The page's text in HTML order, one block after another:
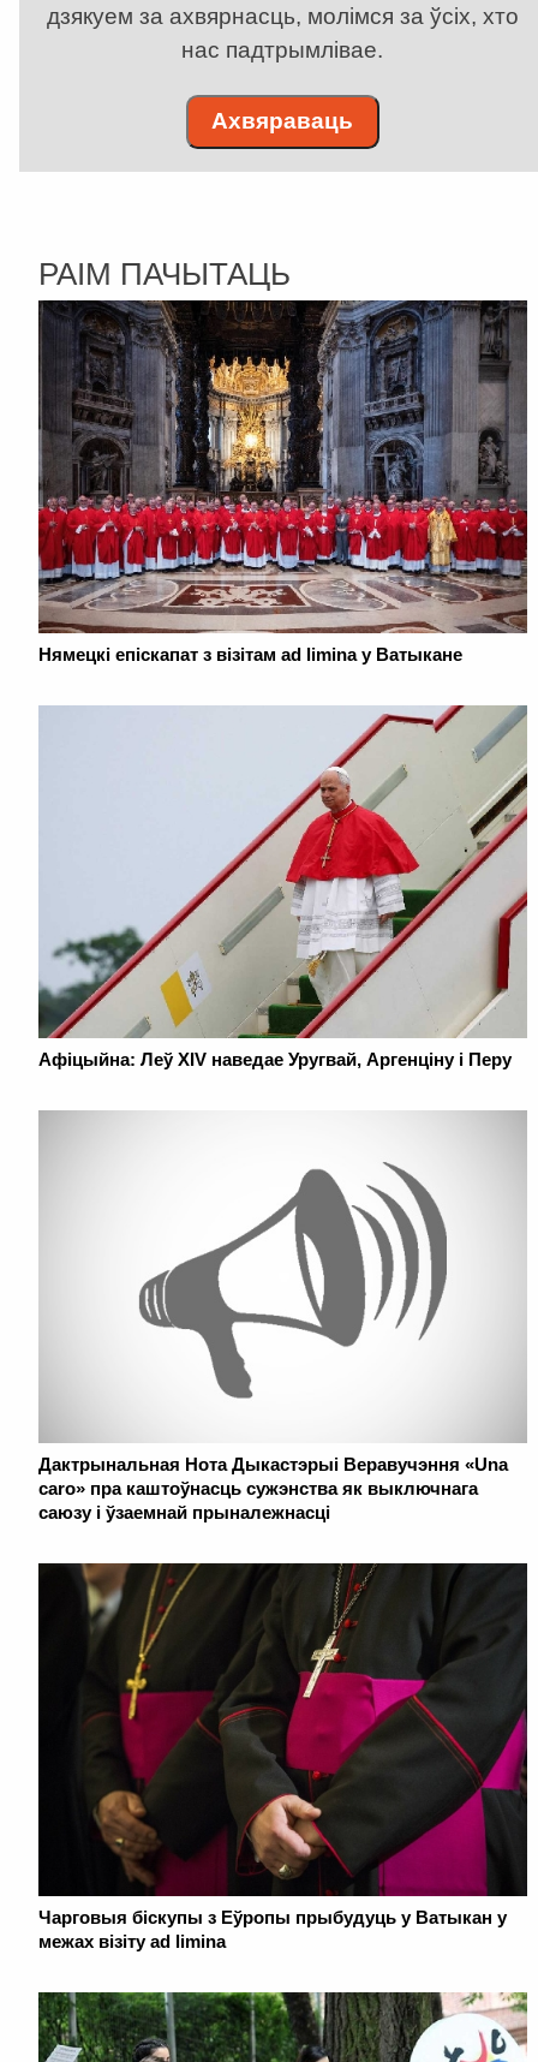
дзякуем за ахвярнасць, молімся за ўсіх, хто
нас падтрымлівае.
Ахвяраваць
РАІМ ПАЧЫТАЦЬ
Нямецкі епіскапат з візітам ad limina у Ватыкане
Афіцыйна: Леў XIV наведае Уругвай, Аргенціну і Перу
Дактрынальная Нота Дыкастэрыі Веравучэння «Una
caro» пра каштоўнасць сужэнства як выключнага
саюзу і ўзаемнай прыналежнасці
Чарговыя біскупы з Еўропы прыбудуць у Ватыкан у
межах візіту ad limina